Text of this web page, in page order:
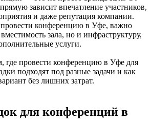
зависит впечатление участников,
и даже репутация компании.
конференцию в Уфе, важно
зала, но и инфраструктуру,
услуги.
где провести конференцию в Уфе для
подходят под разные задачи и как
без лишних затрат.
для конференций в